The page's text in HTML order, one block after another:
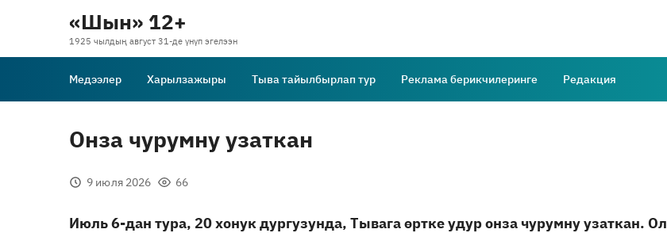
«Шын» 12+
1925 чылдың август 31-де үнүп эгелээн
Медээлер Харылзажыры Тыва тайылбырлап тур Реклама берикчилеринге Редакция
Онза чурумну узаткан
9 июля 2026 66
Июль 6-дан тура, 20 хонук дургузунда, Тывага өртке удур онза чурумну узаткан. Ол